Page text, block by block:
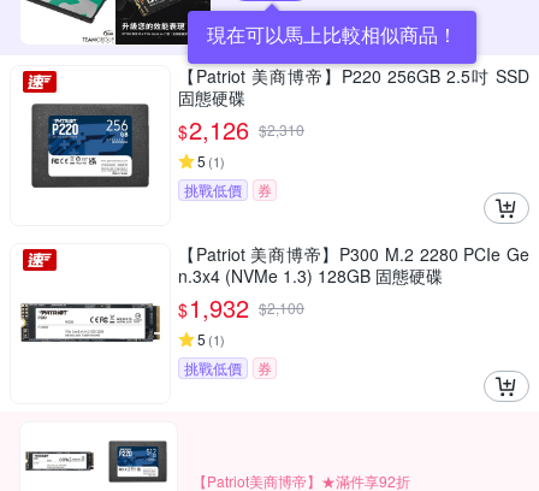
現在可以馬上比較相似商品！
【Patriot 美商博帝】P220 256GB 2.5吋 SSD
固態硬碟
$2,126 $2,310
5 (1)
挑戰低價 券
【Patriot 美商博帝】P300 M.2 2280 PCIe Ge
n.3x4 (NVMe 1.3) 128GB 固態硬碟
$1,932 $2,100
5 (1)
挑戰低價 券
【Patriot美商博帝】★滿件享92折